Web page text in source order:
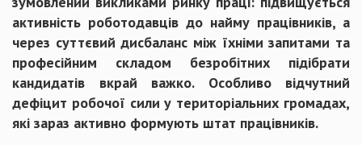
активність роботодавців до найму працівників, а
через суттєвий дисбаланс між їхніми запитами та
професійним складом безробітних підібрати
кандидатів вкрай важко. Особливо відчутний
дефіцит робочої сили у територіальних громадах,
які зараз активно формують штат працівників.